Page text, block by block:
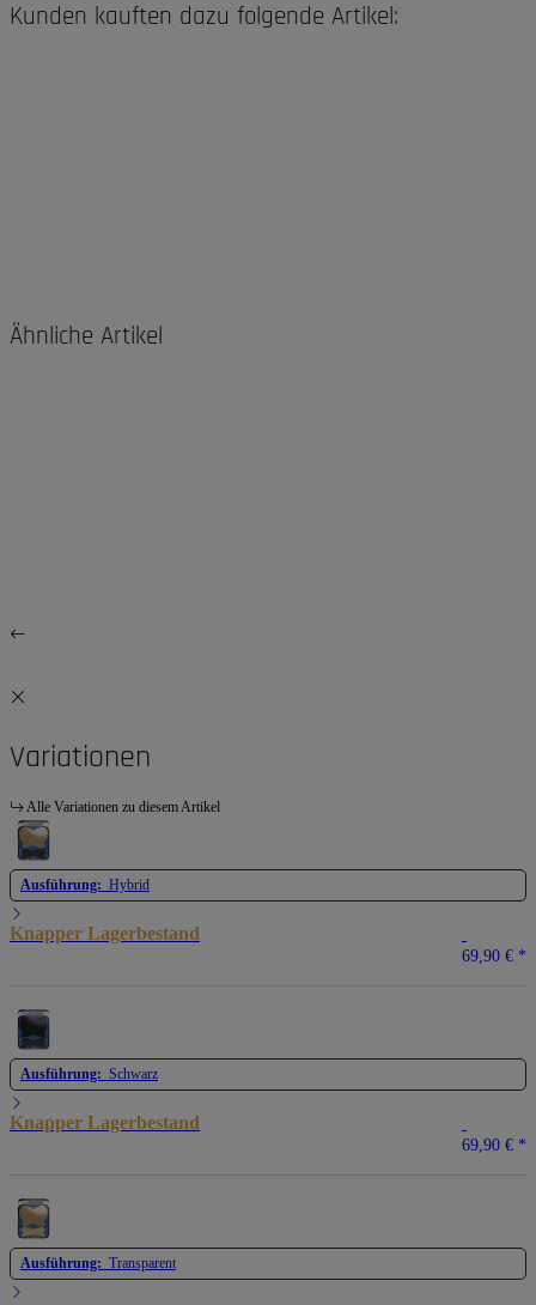
Kunden kauften dazu folgende Artikel:
Ähnliche Artikel
Variationen
Alle Variationen zu diesem Artikel
Ausführung: Hybrid
Knapper Lagerbestand
69,90 € *
Ausführung: Schwarz
Knapper Lagerbestand
69,90 € *
Ausführung: Transparent